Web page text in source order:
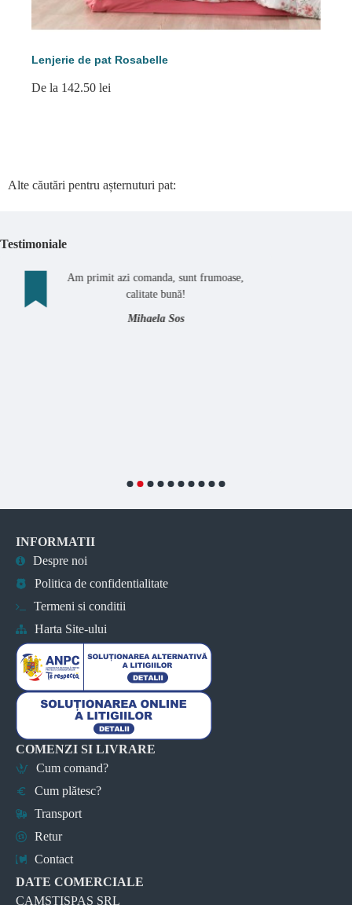
Lenjerie de pat Rosabelle
De la 142.50 lei
Alte căutări pentru așternuturi pat:
Testimoniale
Am primit azi comanda, sunt frumoase,
calitate bună!
Mihaela Sos
INFORMATII
Despre noi
Politica de confidentialitate
Termeni si conditii
Harta Site-ului
COMENZI SI LIVRARE
Cum comand?
Cum plătesc?
Transport
Retur
Contact
DATE COMERCIALE
CAMSTISPAS SRL